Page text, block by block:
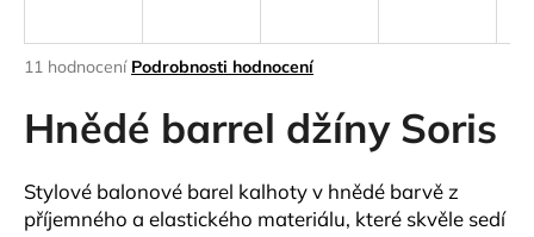
Průměrné
produktu
je
5
hvězdiček.
11 hodnocení Podrobnosti hodnocení
Hnědé barrel džíny Soris
Stylové balonové barel kalhoty v hnědé barvě z
příjemného a elastického materiálu, které skvěle sedí
j
t
?